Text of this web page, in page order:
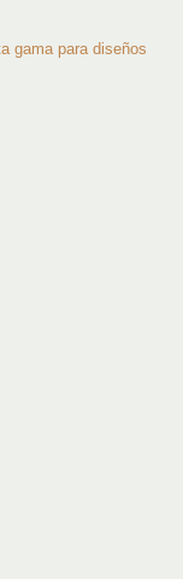
gama para diseños